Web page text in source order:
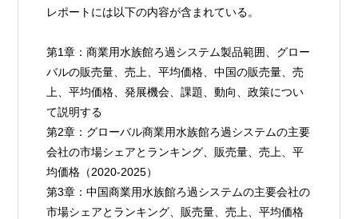
レポートには以下の内容が含まれている。
第1章：商業用水族館ろ過システム製品範囲、グロー
バルの販売量、売上、平均価格、中国の販売量、売
上、平均価格、発展機会、課題、動向、政策につい
て説明する
第2章：グローバル商業用水族館ろ過システムの主要
会社の市場シェアとランキング、販売量、売上、平
均価格（2020-2025）
第3章：中国商業用水族館ろ過システムの主要会社の
市場シェアとランキング、販売量、売上、平均価格